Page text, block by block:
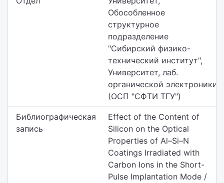
Обособленное
структурное
подразделение
"Сибирский физико-
технический институт",
Университет, лаб.
органической электроники
(ОСП "СФТИ ТГУ")
Библиографическая
запись
Effect of the Content of
Silicon on the Optical
Properties of Al–Si–N
Coatings Irradiated with
Carbon Ions in the Short-
Pulse Implantation Mode /